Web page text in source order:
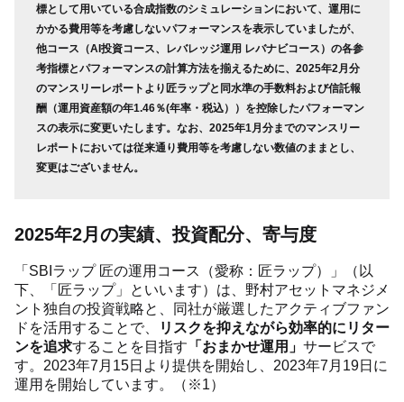
標として用いている合成指数のシミュレーションにおいて、運用に
かかる費用等を考慮しないパフォーマンスを表示していましたが、
他コース（AI投資コース、レバレッジ運用 レバナビコース）の各参
考指標とパフォーマンスの計算方法を揃えるために、2025年2月分
のマンスリーレポートより匠ラップと同水準の手数料および信託報
酬（運用資産額の年1.46％(年率・税込））を控除したパフォーマン
スの表示に変更いたします。なお、2025年1月分までのマンスリー
レポートにおいては従来通り費用等を考慮しない数値のままとし、
変更はございません。
2025年2月の実績、投資配分、寄与度
「SBIラップ 匠の運用コース（愛称：匠ラップ）」（以
下、「匠ラップ」といいます）は、野村アセットマネジメ
ント独自の投資戦略と、同社が厳選したアクティブファン
ドを活用することで、
リスクを抑えながら効率的にリター
ンを追求することを目指す 「おまかせ運用」 サービスで
す。2023年7月15日より提供を開始し、2023年7月19日に
運用を開始しています。（※1）